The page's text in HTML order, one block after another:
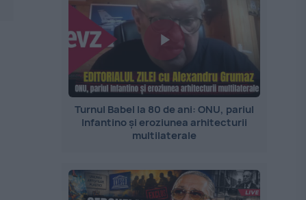
Turnul Babel la 80 de ani: ONU, pariul
Infantino și eroziunea arhitecturii
multilaterale